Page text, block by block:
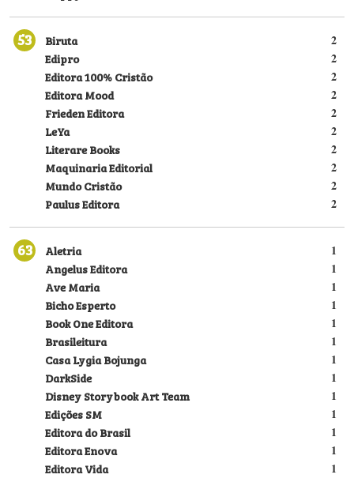
53 2
Biruta
2
Edipro
2
Editora 100% Cristão
2
Editora Mood
2
Frieden Editora
2
LeYa
2
Literare Books
2
Maquinaria Editorial
2
Mundo Cristão
2
Paulus Editora
63 1
Aletria
1
Angelus Editora
1
Ave Maria
1
Bicho Esperto
1
Book One Editora
1
Brasileitura
1
Casa Lygia Bojunga
1
DarkSide
1
Disney Storybook Art Team
1
Edições SM
1
Editora do Brasil
1
Editora Enova
1
Editora Vida